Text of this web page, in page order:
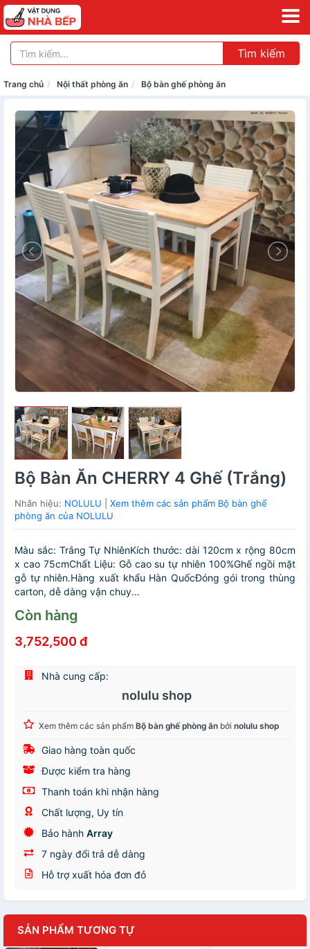
Tìm kiếm
Trang chủ Nội thất phòng ăn Bộ bàn ghế phòng ăn
Bộ Bàn Ăn CHERRY 4 Ghế (Trắng)
Nhãn hiệu: NOLULU
Xem thêm các sản phẩm Bộ bàn ghế
phòng ăn của NOLULU
Màu sắc: Trắng Tự NhiênKích thước: dài 120cm x rộng 80cm
x cao 75cmChất Liệu: Gỗ cao su tự nhiên 100%Ghế ngồi mặt
gỗ tự nhiên.Hàng xuất khẩu Hàn QuốcĐóng gói trong thùng
carton, dễ dàng vận chuy...
Còn hàng
3,752,500 đ
Nhà cung cấp:
nolulu shop
Xem thêm các sản phẩm Bộ bàn ghế phòng ăn bởi nolulu shop
Giao hàng toàn quốc
Được kiểm tra hàng
Thanh toán khi nhận hàng
Chất lượng, Uy tín
Bảo hành Array
7 ngày đổi trả dễ dàng
Hỗ trợ xuất hóa đơn đỏ
SẢN PHẨM TƯƠNG TỰ